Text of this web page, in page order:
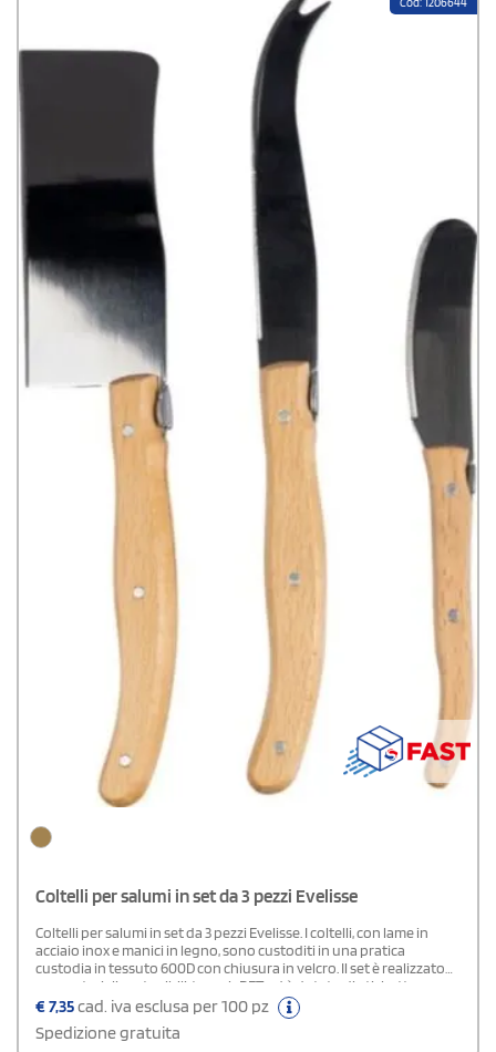
Coltelli per salumi in set da 3 pezzi Evelisse
Coltelli per salumi in set da 3 pezzi Evelisse. I coltelli, con lame in
acciaio inox e manici in legno, sono custoditi in una pratica
custodia in tessuto 600D con chiusura in velcro. Il set è realizzato
con materiali sostenibili, tra cui rPET, ed è dotato di etichetta
interna rPET. Ideale per uso alimentare, unisce funzionalità e stile
rustico. Confezionato singolarmente in una scatola di cartone
avana.
€7,35cad. iva esclusa per 100 pz
Spedizione gratuita